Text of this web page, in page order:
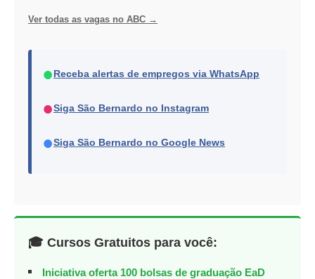
Ver todas as vagas no ABC →
● Receba alertas de empregos via WhatsApp
●Siga São Bernardo no Instagram
●Siga São Bernardo no Google News
🎓 Cursos Gratuitos para você:
Iniciativa oferta 100 bolsas de graduação EaD